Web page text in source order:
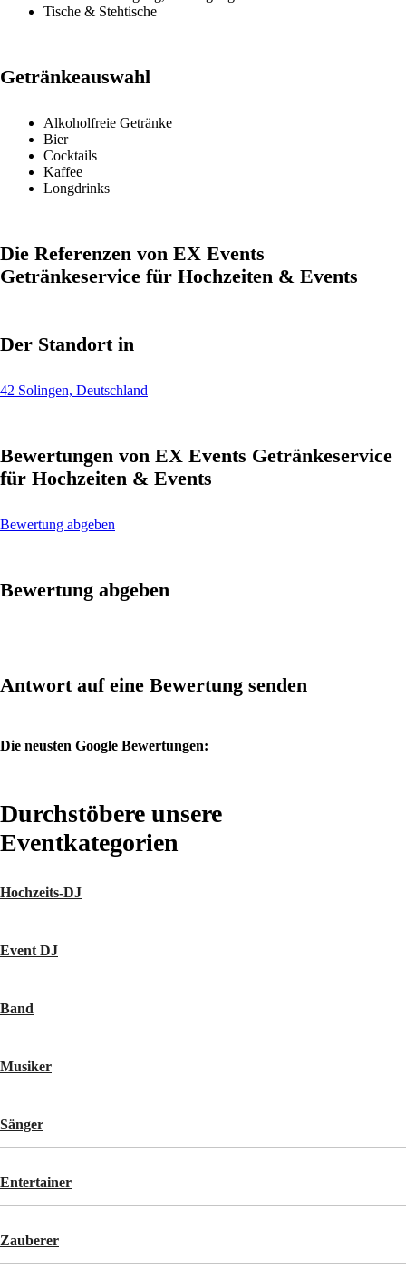
Tische & Stehtische
Getränkeauswahl
Alkoholfreie Getränke
Bier
Cocktails
Kaffee
Longdrinks
Die Referenzen von EX Events
Getränkeservice für Hochzeiten & Events
Der Standort in
42 Solingen, Deutschland
Bewertungen von EX Events Getränkeservice
für Hochzeiten & Events
Bewertung abgeben
Bewertung abgeben
Antwort auf eine Bewertung senden
Die neusten Google Bewertungen:
Durchstöbere unsere
Eventkategorien
Hochzeits-DJ
Event DJ
Band
Musiker
Sänger
Entertainer
Zauberer